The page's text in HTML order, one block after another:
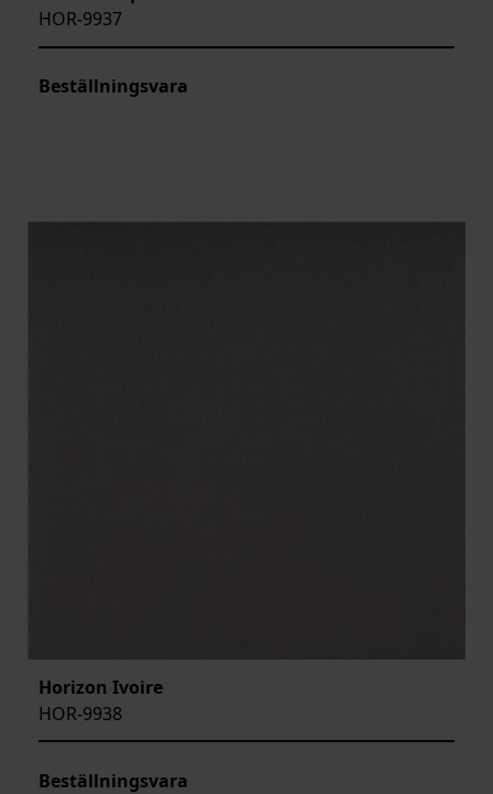
HOR-9937
Beställningsvara
Horizon Ivoire
HOR-9938
Beställningsvara